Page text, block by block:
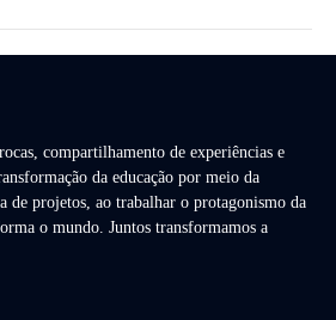
compartilhamento de experiências e
da educação por meio da
de projetos, ao trabalhar o protagonismo da
o mundo. Juntos transformamos a